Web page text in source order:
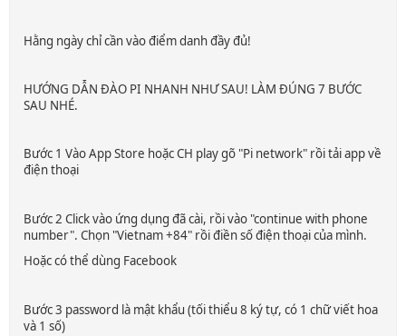
Hằng ngày chỉ cần vào điểm danh đầy đủ!
HƯỚNG DẪN ĐÀO PI NHANH NHƯ SAU! LÀM ĐÚNG 7 BƯỚC
SAU NHÉ.
Bước 1 Vào App Store hoặc CH play gõ "Pi network" rồi tải app về
điện thoại
Bước 2 Click vào ứng dụng đã cài, rồi vào "continue with phone
number". Chọn "Vietnam +84" rồi điền số điện thoại của mình.
Hoặc có thể dùng Facebook
Bước 3 password là mật khẩu (tối thiểu 8 ký tự, có 1 chữ viết hoa
và 1 số)